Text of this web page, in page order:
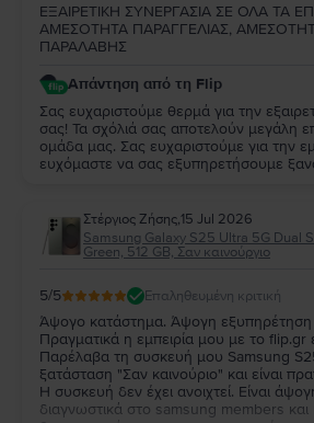
ΕΞΑΙΡΕΤΙΚΗ ΣΥΝΕΡΓΑΣΙΑ ΣΕ ΟΛΑ ΤΑ
ΑΜΕΣΟΤΗΤΑ ΠΑΡΑΓΓΕΛΙΑΣ,
ΠΑΡΑΛΑΒΗΣ
Απάντηση από τη Flip
Σας ευχαριστούμε θερμά για την
σας! Τα σχόλιά σας αποτελούν μεγάλη
ομάδα μας. Σας ευχαριστούμε για την
ευχόμαστε να σας εξυπηρετήσουμε
Στέργιος Ζήσης,15 Jul 2026
Samsung Galaxy S25 Ultra 5G Dual
Green, 512 GB, Σαν καινούργιο
5/5 Επαληθευμένη κριτική
Άψογο κατάστημα. Άψογη εξυπηρέτηση
Πραγματικά η εμπειρία μου με το flip.gr
Παρέλαβα τη συσκευή μου Samsung
ξατάσταση "Σαν καινούριο" και είναι
Η συσκευή δεν έχει ανοιχτεί. Είναι
διαγνωστικά στο samsung members και